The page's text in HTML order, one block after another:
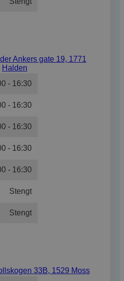
Ankers gate 19, 1771
Halden
- 16:30
- 16:30
- 16:30
- 16:30
- 16:30
Stengt
Stengt
33B, 1529 Moss